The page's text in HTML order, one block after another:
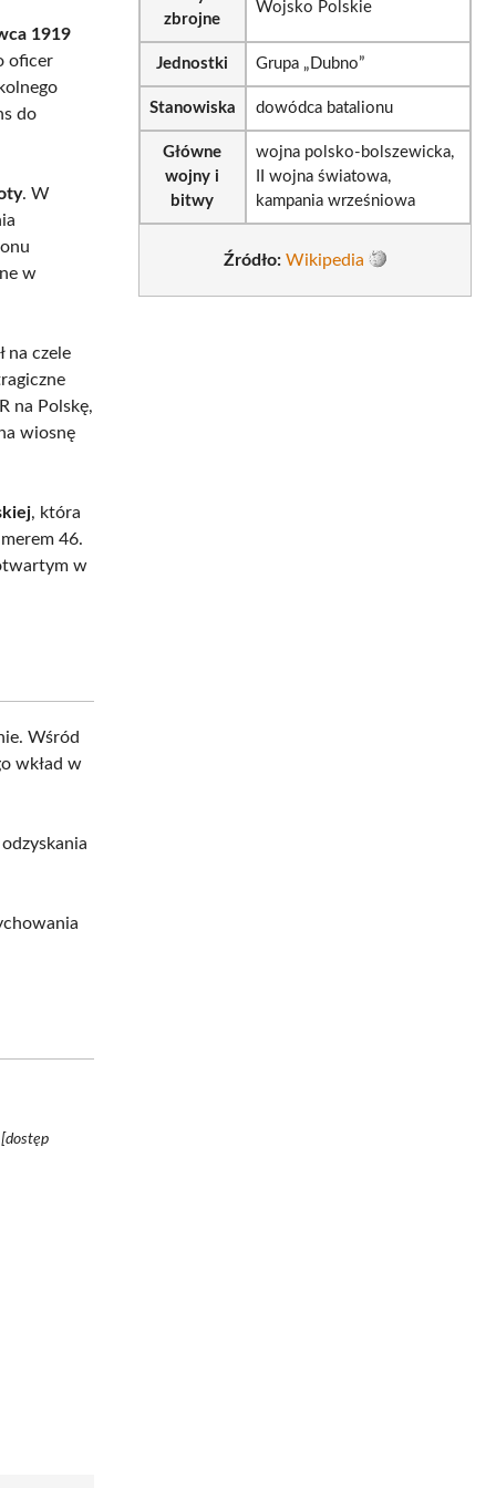
1919
oficer
do
. W
w
na czele
na Polskę,
wiosnę
, która
46.
w
Wśród
wkład w
zbrojne
Wojsko Polskie
Jednostki Grupa „Dubno”
Stanowiska dowódca batalionu
Główne
wojny i
bitwy
wojna polsko-bolszewicka,
II wojna światowa,
kampania wrześniowa
Źródło: Wikipedia